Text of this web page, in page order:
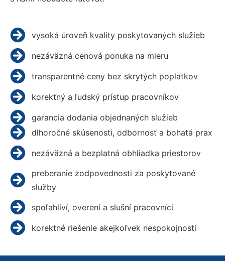
vysoká úroveň kvality poskytovaných služieb
nezáväzná cenová ponuka na mieru
transparentné ceny bez skrytých poplatkov
korektný a ľudský prístup pracovníkov
garancia dodania objednaných služieb
dlhoročné skúsenosti, odbornosť a bohatá prax
nezáväzná a bezplatná obhliadka priestorov
preberanie zodpovednosti za poskytované
služby
spoľahliví, overení a slušní pracovníci
korektné riešenie akejkoľvek nespokojnosti